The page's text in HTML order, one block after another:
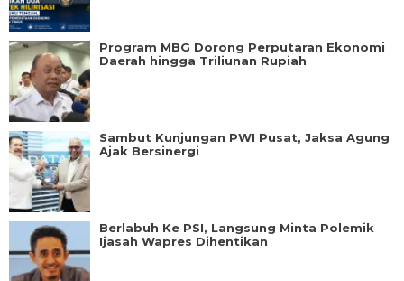
Program MBG Dorong Perputaran Ekonomi
Daerah hingga Triliunan Rupiah
Sambut Kunjungan PWI Pusat, Jaksa Agung
Ajak Bersinergi
Berlabuh Ke PSI, Langsung Minta Polemik
Ijasah Wapres Dihentikan